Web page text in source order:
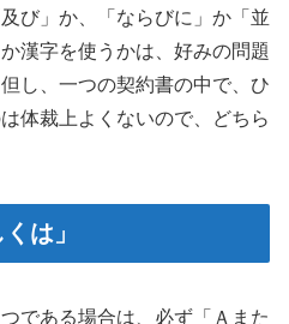
び」か、「ならびに」か「並
漢字を使うかは、好みの問題
し、一つの契約書の中で、ひ
体裁上よくないので、どちら
は」
である場合は、必ず「Ａまた